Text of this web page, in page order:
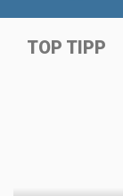
TOP TIPP